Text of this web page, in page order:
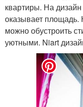
квартиры. На
оказывает площадь.
можно обустроить
уютными. Niart